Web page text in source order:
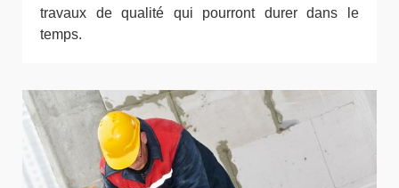
travaux de qualité qui pourront durer dans le
temps.